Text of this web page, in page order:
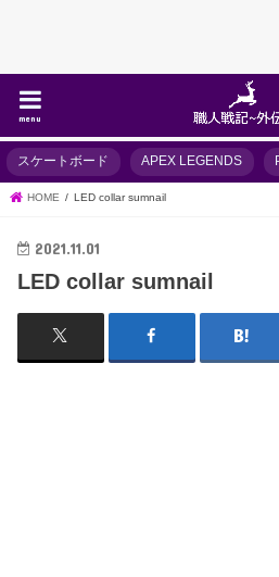
menu
スケートボード APEX LEGENDS
HOME LED collar sumnail
2021.11.01
LED collar sumnail